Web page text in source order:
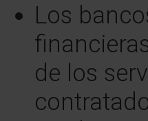
Los
de los